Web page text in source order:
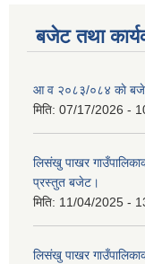
बजेट तथा
आ व २०८३/०८४ काे
मिति: 07/17/2026 -
लिसंखु पाखर
प्रस्तुत बजेट।
मिति: 11/04/2025 -
लिसंखु पाखर